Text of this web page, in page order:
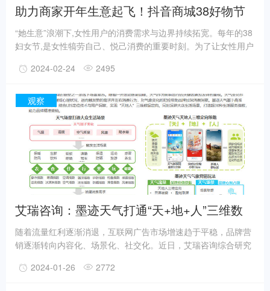
助力商家开年生意起飞！抖音商城38好物节
核心玩法攻略来袭
“她生意”浪潮下,女性用户的消费需求与边界持续拓宽。每年的38
妇女节,是女性犒劳自己、悦己消费的重要时刻。为了让女性用户
38好物节推出官方立减、一件直降等平台核心营销玩法打造大促
验,提升女性用户购物体验,撬动更多生意增量。
2024-02-24 2495
观察
艾瑞咨询：墨迹天气打通“天+地+人”三维数
据，构建特定天气下的品牌场景共振
随着流量红利逐渐消退，互联网广告市场增速趋于平稳，品牌营
销逐渐转向内容化、场景化、社交化。近日，艾瑞咨询综合研究
告》。其中，气象综合服务平台墨迹天气以“天气场景”打通大众
2024-01-26 2772